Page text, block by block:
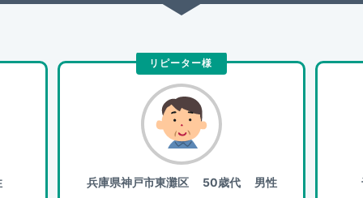
リピーター様
兵庫県神戸市東灘区50歳代 男性